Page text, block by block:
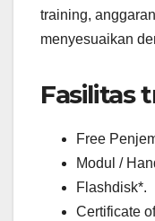
training,
menyesuaikan
Fasilitas
Free
Modul /
Flashdisk*.
Certificate